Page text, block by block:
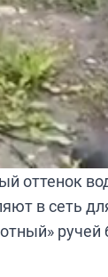
оттенок
в сеть